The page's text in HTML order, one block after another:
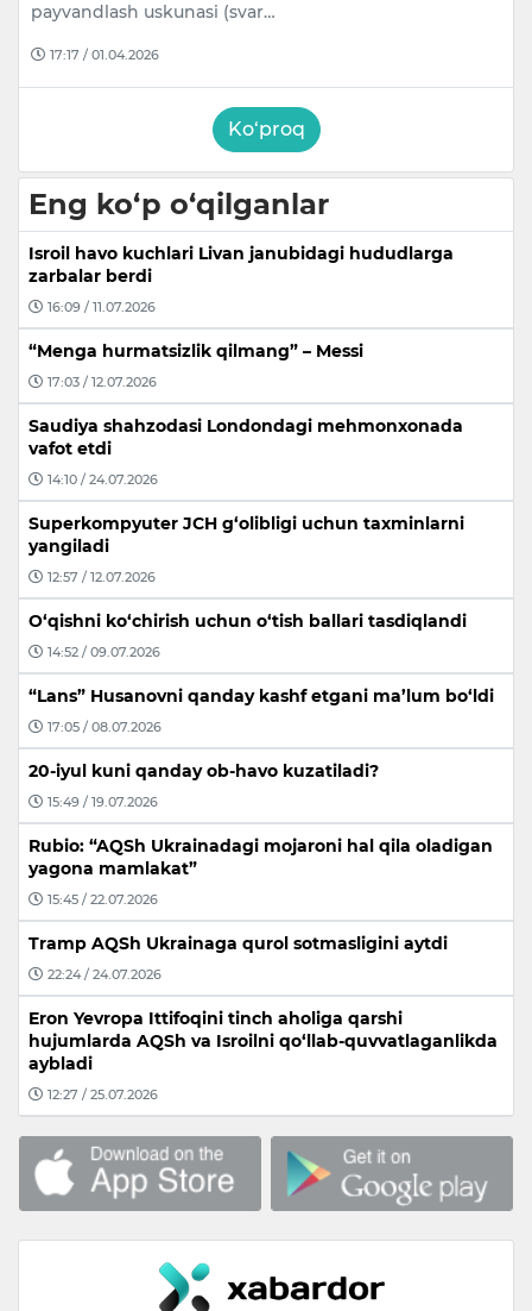
payvandlash uskunasi (svar…
17:17 / 01.04.2026
Ko‘proq
Eng ko‘p o‘qilganlar
Isroil havo kuchlari Livan janubidagi hududlarga
zarbalar berdi
16:09 / 11.07.2026
“Menga hurmatsizlik qilmang” – Messi
17:03 / 12.07.2026
Saudiya shahzodasi Londondagi mehmonxonada
vafot etdi
14:10 / 24.07.2026
Superkompyuter JCH g‘olibligi uchun taxminlarni
yangiladi
12:57 / 12.07.2026
O‘qishni ko‘chirish uchun o‘tish ballari tasdiqlandi
14:52 / 09.07.2026
“Lans” Husanovni qanday kashf etgani ma’lum bo‘ldi
17:05 / 08.07.2026
20-iyul kuni qanday ob-havo kuzatiladi?
15:49 / 19.07.2026
Rubio: “AQSh Ukrainadagi mojaroni hal qila oladigan
yagona mamlakat”
15:45 / 22.07.2026
Tramp AQSh Ukrainaga qurol sotmasligini aytdi
22:24 / 24.07.2026
Eron Yevropa Ittifoqini tinch aholiga qarshi
hujumlarda AQSh va Isroilni qo‘llab-quvvatlaganlikda
aybladi
12:27 / 25.07.2026